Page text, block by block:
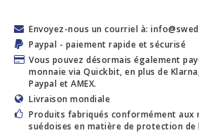
Envoyez-nous un courriel à:
Paypal - paiement rapide et sécurisé
Vous pouvez désormais également
monnaie via Quickbit, en plus de
Paypal et AMEX.
Livraison mondiale
Produits fabriqués conformément aux
suédoises en matière de protection